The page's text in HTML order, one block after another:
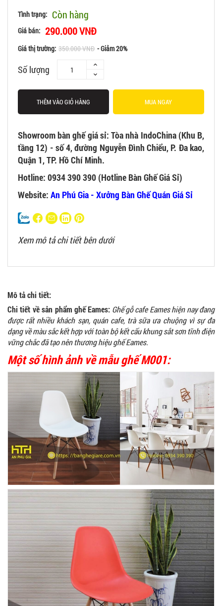
Tình trạng: Còn hàng
Giá bán: 290.000 VNĐ
Giá thị trường: 350.000 VNĐ - Giảm 20%
Số lượng
THÊM VÀO GIỎ HÀNG MUA NGAY
Showroom bàn ghế giá sỉ: Tòa nhà IndoChina (Khu B,
tầng 12) - số 4, đường Nguyễn Đình Chiểu, P. Đa kao,
Quận 1, TP. Hồ Chí Minh.
Hotline: 0934 390 390 (Hotline Bàn Ghế Giá Sỉ)
Website: An Phú Gia - Xưởng Bàn Ghế Quán Giá Sỉ
Xem mô tả chi tiết bên dưới
Mô tả chi tiết:
Chi tiết về sản phẩm ghế Eames: Ghếgỗ cafe Eames hiện nay đang
được rất nhiều khách sạn, quán cafe, trà sữa ưa chuộng vì sự đa
dạng về màu sắc kết hợp với toàn bộ kết cấu khung sắt sơn tĩnh điện
vững chắc đã tạo nên thương hiệu ghế Eames.
Một số hình ảnh về mẫu ghế M001: